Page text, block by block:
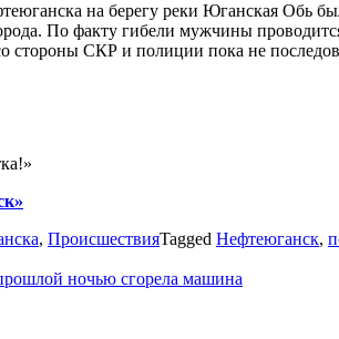
на берегу реки Юганская Обь
По факту гибели мужчины
стороны СКР и полиции пока не
, ПроисшествияTagged Нефтеюганск,
ночью сгорела машина